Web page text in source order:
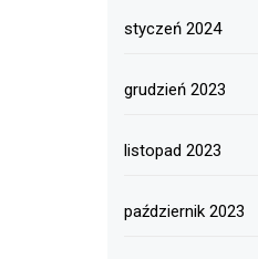
styczeń 2024
grudzień 2023
listopad 2023
październik 2023